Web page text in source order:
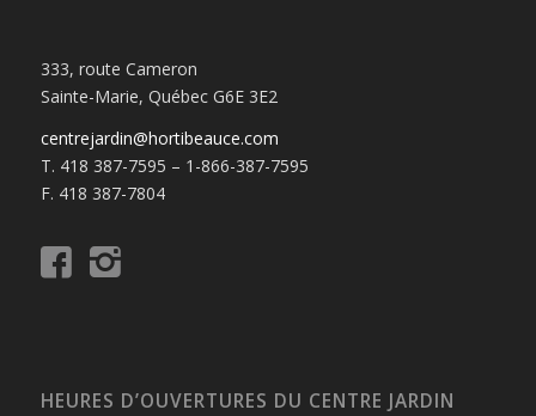
333, route Cameron
Sainte-Marie, Québec G6E 3E2
centrejardin@hortibeauce.com
T. 418 387-7595 – 1-866-387-7595
F. 418 387-7804
HEURES D’OUVERTURES DU CENTRE JARDIN